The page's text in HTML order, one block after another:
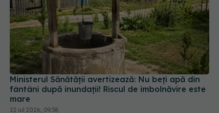
Ministerul Sănătății avertizează: Nu beți apă din
fântâni după inundații! Riscul de îmbolnăvire este
mare
22 iul 2026, 09:38